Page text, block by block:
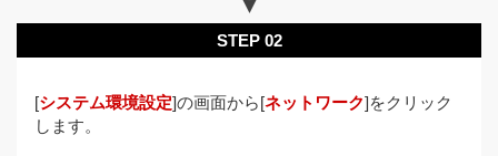
STEP 02
[システム環境設定]の画面から[ネットワーク]をクリック
します。